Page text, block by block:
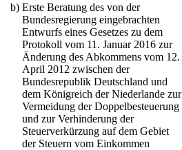
b) Erste Beratung des von der
Bundesregierung eingebrachten
Entwurfs eines Gesetzes zu dem
Protokoll vom 11. Januar 2016 zur
Änderung des Abkommens vom 12.
April 2012 zwischen der
Bundesrepublik Deutschland und
dem Königreich der Niederlande zur
Vermeidung der Doppelbesteuerung
und zur Verhinderung der
Steuerverkürzung auf dem Gebiet
der Steuern vom Einkommen